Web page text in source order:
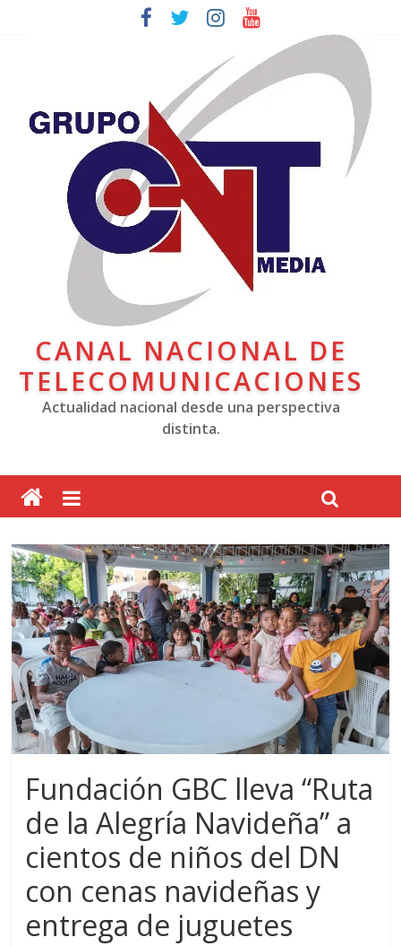
CANAL NACIONAL DE
TELECOMUNICACIONES
Actualidad nacional desde una perspectiva
distinta.
Fundación GBC lleva “Ruta
de la Alegría Navideña” a
cientos de niños del DN
con cenas navideñas y
entrega de juguetes